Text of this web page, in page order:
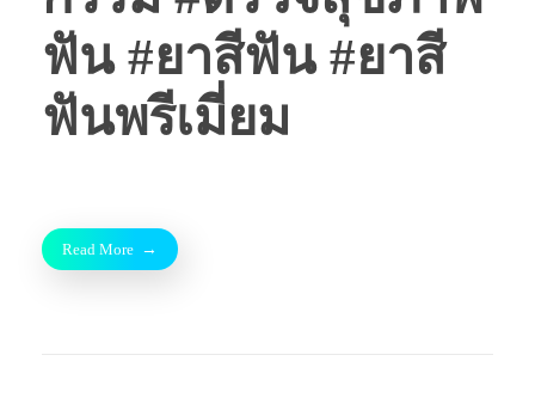
ฟัน #ยาสีฟัน #ยาสี
ฟันพรีเมี่ยม
Read More